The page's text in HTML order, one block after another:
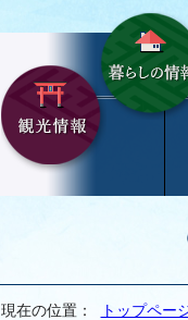
現在の位置： トップペー